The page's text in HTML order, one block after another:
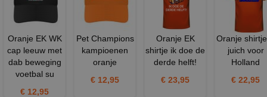
Oranje EK WK
cap leeuw met
dab beweging
voetbal su
€ 12,95
Pet Champions
kampioenen
oranje
€ 12,95
Oranje EK
shirtje ik doe de
derde helft!
€ 23,95
Oranje
juich voor
Holland
€ 22,95